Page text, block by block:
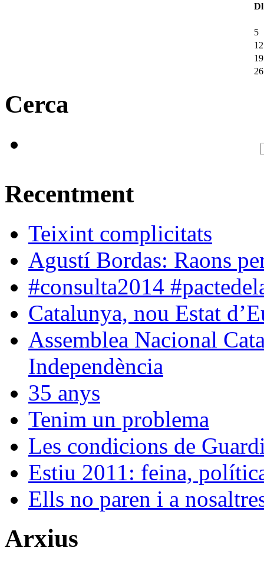
Dl
5
12
19
26
Cerca
Recentment
Teixint complicitats
Agustí Bordas: Raons
#consulta2014
Catalunya, nou Estat
Assemblea Nacional
Independència
35 anys
Tenim un problema
Les condicions de
Estiu 2011: feina,
Ells no paren i a
Arxius